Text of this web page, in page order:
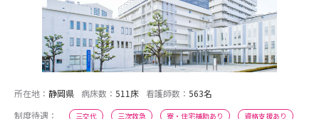
所在地： 静岡県 病床数： 511床 看護師数： 563名
制度待遇：
三交代 三次救急 寮・住宅補助あり
資格支援あり